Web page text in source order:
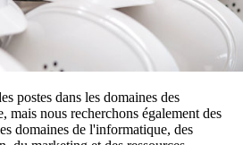
postes dans les domaines des
mais nous recherchons également des
domaines de l'informatique, des